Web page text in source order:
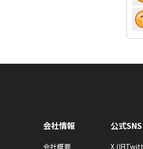
会社情報
会社概要
公式SNS
X (旧